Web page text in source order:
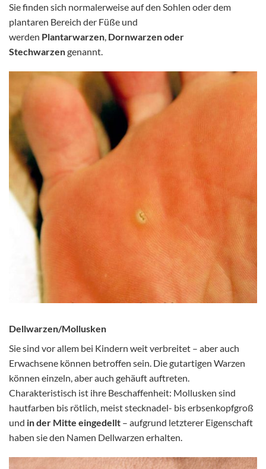
Sie finden sich normalerweise auf den Sohlen oder dem
plantaren Bereich der Füße und
werden Plantarwarzen, Dornwarzen oder
Stechwarzengenannt.
Dellwarzen/Mollusken
Sie sind vor allem bei Kindern weit verbreitet – aber auch
Erwachsene können betroffen sein. Die gutartigen Warzen
können einzeln, aber auch gehäuft auftreten.
Charakteristisch ist ihre Beschaffenheit: Mollusken sind
hautfarben bis rötlich, meist stecknadel- bis erbsenkopfgroß
und in der Mitte eingedellt – aufgrund letzterer Eigenschaft
haben sie den Namen Dellwarzen erhalten.